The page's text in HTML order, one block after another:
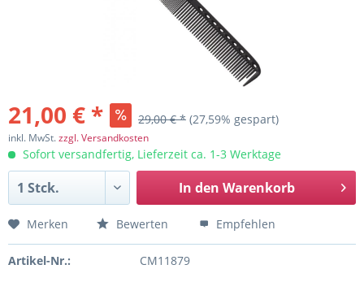
21,00 € * 29,00 € * (27,59% gespart)
inkl. MwSt.zzgl. Versandkosten
Sofort versandfertig, Lieferzeit ca. 1-3 Werktage
In den Warenkorb
Merken Bewerten Empfehlen
Artikel-Nr.: CM11879